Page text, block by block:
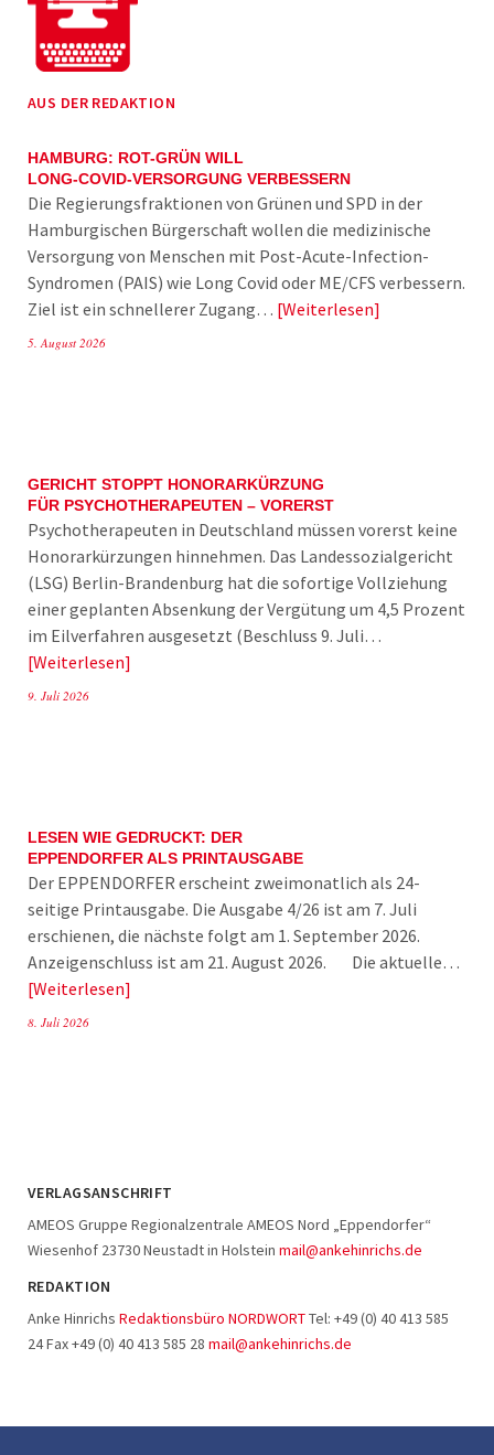
AUS DER REDAKTION
HAMBURG: ROT-GRÜN WILL
LONG-COVID-VERSORGUNG VERBESSERN
Die Regierungsfraktionen von Grünen und SPD in der
Hamburgischen Bürgerschaft wollen die medizinische
Versorgung von Menschen mit Post-Acute-Infection-
Syndromen (PAIS) wie Long Covid oder ME/CFS verbessern.
Ziel ist ein schnellerer Zugang… Weiterlesen
5. August 2026
GERICHT STOPPT HONORARKÜRZUNG
FÜR PSYCHOTHERAPEUTEN – VORERST
Psychotherapeuten in Deutschland müssen vorerst keine
Honorarkürzungen hinnehmen. Das Landessozialgericht
(LSG) Berlin-Brandenburg hat die sofortige Vollziehung
einer geplanten Absenkung der Vergütung um 4,5 Prozent
im Eilverfahren ausgesetzt (Beschluss 9. Juli…
Weiterlesen
9. Juli 2026
LESEN WIE GEDRUCKT: DER
EPPENDORFER ALS PRINTAUSGABE
Der EPPENDORFER erscheint zweimonatlich als 24-
seitige Printausgabe. Die Ausgabe 4/26 ist am 7. Juli
erschienen, die nächste folgt am 1. September 2026.
Anzeigenschluss ist am 21. August 2026. Die aktuelle…
Weiterlesen
8. Juli 2026
VERLAGSANSCHRIFT
AMEOS Gruppe Regionalzentrale AMEOS Nord „Eppendorfer“
Wiesenhof 23730 Neustadt in Holstein mail@ankehinrichs.de
REDAKTION
Anke Hinrichs Redaktionsbüro NORDWORTTel: +49 (0) 40 413 585
24 Fax +49 (0) 40 413 585 28 mail@ankehinrichs.de